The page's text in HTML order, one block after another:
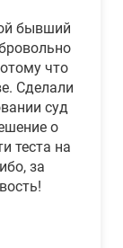
бывший
что
Сделали
суд
о
теста на
за